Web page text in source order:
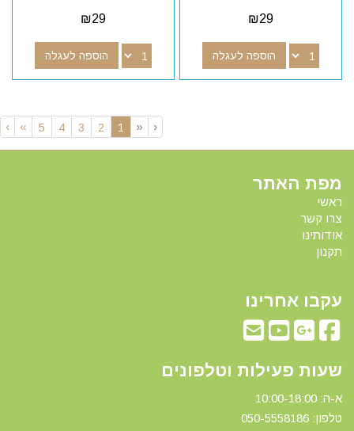
₪29
הוספה לעגלה
₪29
הוספה לעגלה
‹
«
1
2
3
4
5
»
›
מפת האתר
ראשי
צרו קשר
אודותינו
תקנון
עקבו אחרינו
שעות פעילות וטלפונים
א-ה: 10:00-18:00
טלפון: 0 50-5558186